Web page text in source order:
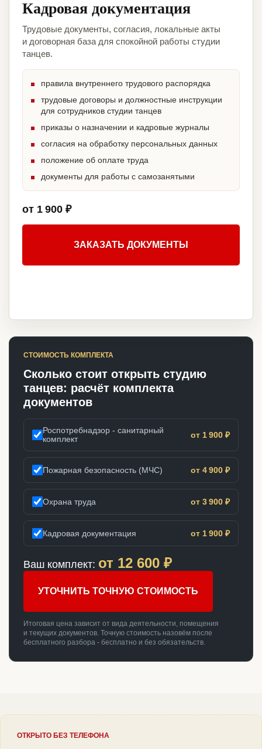
Кадровая документация
Трудовые документы, согласия, локальные акты
и договорная база для спокойной работы студии
танцев.
правила внутреннего трудового распорядка
трудовые договоры и должностные инструкции
для сотрудников студии танцев
приказы о назначении и кадровые журналы
согласия на обработку персональных данных
положение об оплате труда
документы для работы с самозанятыми
от 1 900 ₽
ЗАКАЗАТЬ ДОКУМЕНТЫ
СТОИМОСТЬ КОМПЛЕКТА
Сколько стоит открыть студию
танцев: расчёт комплекта
документов
Роспотребнадзор - санитарный
комплект
от 1 900 ₽
Пожарная безопасность (МЧС) от 4 900 ₽
Охрана труда от 3 900 ₽
Кадровая документация от 1 900 ₽
Ваш комплект: от 12 600 ₽
УТОЧНИТЬ ТОЧНУЮ СТОИМОСТЬ
Итоговая цена зависит от вида деятельности, помещения
и текущих документов. Точную стоимость назовём после
бесплатного разбора - бесплатно и без обязательств.
ОТКРЫТО БЕЗ ТЕЛЕФОНА